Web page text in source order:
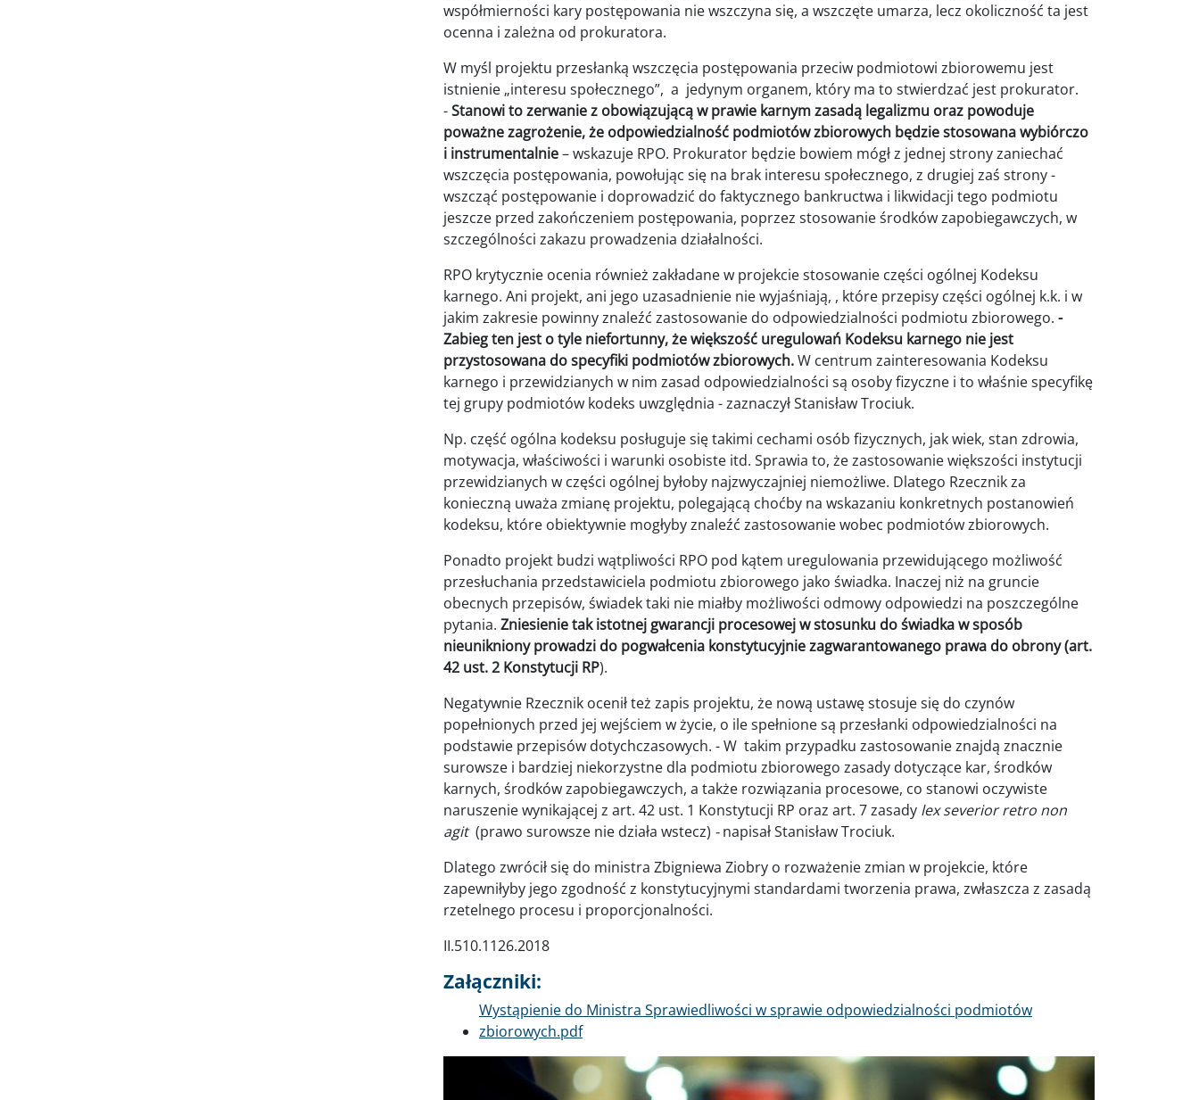
współmierności kary postępowania nie wszczyna się, a wszczęte umarza, lecz okoliczność ta jest
ocenna i zależna od prokuratora.
W myśl projektu przesłanką wszczęcia postępowania przeciw podmiotowi zbiorowemu jest
istnienie „interesu społecznego”, a jedynym organem, który ma to stwierdzać jest prokurator.
-Stanowi to zerwanie z obowiązującą w prawie karnym zasadą legalizmu oraz powoduje
poważne zagrożenie, że odpowiedzialność podmiotów zbiorowych będzie stosowana wybiórczo
i instrumentalnie– wskazuje RPO. Prokurator będzie bowiem mógł z jednej strony zaniechać
wszczęcia postępowania, powołując się na brak interesu społecznego, z drugiej zaś strony -
wszcząć postępowanie i doprowadzić do faktycznego bankructwa i likwidacji tego podmiotu
jeszcze przed zakończeniem postępowania, poprzez stosowanie środków zapobiegawczych, w
szczególności zakazu prowadzenia działalności.
RPO krytycznie ocenia również zakładane w projekcie stosowanie części ogólnej Kodeksu
karnego. Ani projekt, ani jego uzasadnienie nie wyjaśniają, , które przepisy części ogólnej k.k. i w
jakim zakresie powinny znaleźć zastosowanie do odpowiedzialności podmiotu zbiorowego. -
Zabieg ten jest o tyle niefortunny, że większość uregulowań Kodeksu karnego nie jest
przystosowana do specyfiki podmiotów zbiorowych.W centrum zainteresowania Kodeksu
karnego i przewidzianych w nim zasad odpowiedzialności są osoby fizyczne i to właśnie specyfikę
tej grupy podmiotów kodeks uwzględnia - zaznaczył Stanisław Trociuk.
Np. część ogólna kodeksu posługuje się takimi cechami osób fizycznych, jak wiek, stan zdrowia,
motywacja, właściwości i warunki osobiste itd. Sprawia to, że zastosowanie większości instytucji
przewidzianych w części ogólnej byłoby najzwyczajniej niemożliwe. Dlatego Rzecznik za
konieczną uważa zmianę projektu, polegającą choćby na wskazaniu konkretnych postanowień
kodeksu, które obiektywnie mogłyby znaleźć zastosowanie wobec podmiotów zbiorowych.
Ponadto projekt budzi wątpliwości RPO pod kątem uregulowania przewidującego możliwość
przesłuchania przedstawiciela podmiotu zbiorowego jako świadka. Inaczej niż na gruncie
obecnych przepisów, świadek taki nie miałby możliwości odmowy odpowiedzi na poszczególne
pytania. Zniesienie tak istotnej gwarancji procesowej w stosunku do świadka w sposób
nieunikniony prowadzi do pogwałcenia konstytucyjnie zagwarantowanego prawa do obrony (art.
42 ust. 2 Konstytucji RP).
Negatywnie Rzecznik ocenił też zapis projektu, że nową ustawę stosuje się do czynów
popełnionych przed jej wejściem w życie, o ile spełnione są przesłanki odpowiedzialności na
podstawie przepisów dotychczasowych. - W takim przypadku zastosowanie znajdą znacznie
surowsze i bardziej niekorzystne dla podmiotu zbiorowego zasady dotyczące kar, środków
karnych, środków zapobiegawczych, a także rozwiązania procesowe, co stanowi oczywiste
naruszenie wynikającej z art. 42 ust. 1 Konstytucji RP oraz art. 7 zasady lex severior retro non
agit (prawo surowsze nie działa wstecz) -napisał Stanisław Trociuk.
Dlatego zwrócił się do ministra Zbigniewa Ziobry o rozważenie zmian w projekcie, które
zapewniłyby jego zgodność z konstytucyjnymi standardami tworzenia prawa, zwłaszcza z zasadą
rzetelnego procesu i proporcjonalności.
II.510.1126.2018
Załączniki:
Dokument
Wystąpienie do Ministra Sprawiedliwości w sprawie odpowiedzialności podmiotów
zbiorowych.pdf